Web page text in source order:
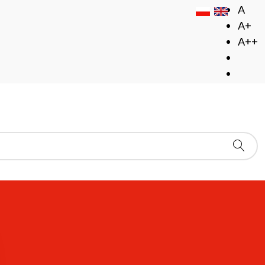
A
A+
A++
Elizy Orzeszkowej
zamówień publicznych w Instytucie Badań